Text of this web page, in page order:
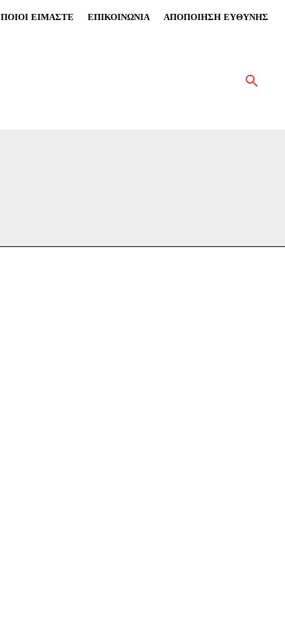
ΠΟΙΟΙ ΕΙΜΑΣΤΕ ΕΠΙΚΟΙΝΩΝΙΑ ΑΠΟΠΟΙΗΣΗ ΕΥΘΥΝΗΣ